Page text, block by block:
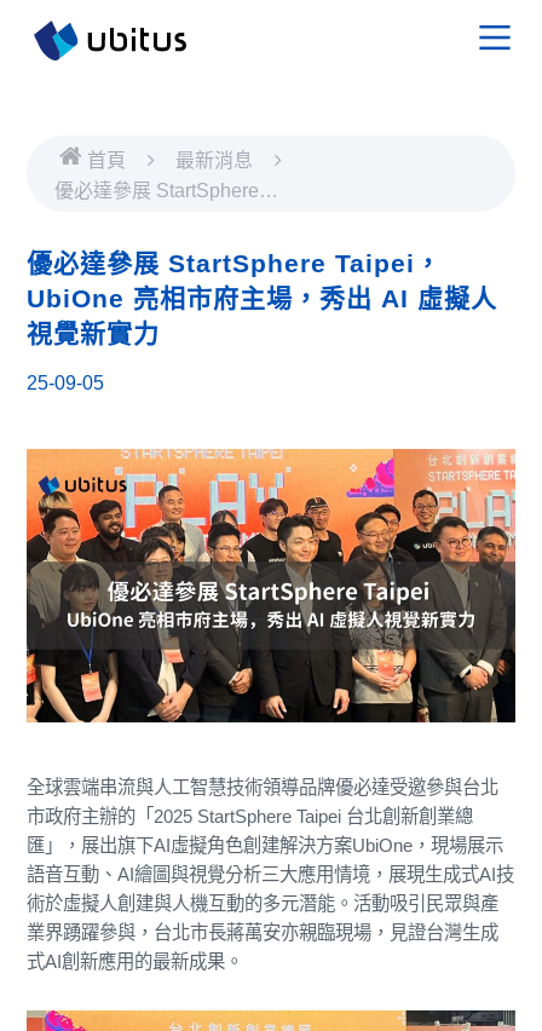
首頁
最新消息
優必達參展 StartSphere
主場，秀出 AI 虛擬人視覺
新實力
優必達參展 StartSphere Taipei，
UbiOne 亮相市府主場，秀出 AI 虛擬人
視覺新實力
25-09-05
全球雲端串流與人工智慧技術領導品牌優必達受邀參與台北
市政府主辦的「2025 StartSphere Taipei 台北創新創業總
匯」，展出旗下AI虛擬角色創建解決方案UbiOne，現場展示
語音互動、AI繪圖與視覺分析三大應用情境，展現生成式AI技
術於虛擬人創建與人機互動的多元潛能。活動吸引民眾與產
業界踴躍參與，台北市長蔣萬安亦親臨現場，見證台灣生成
式AI創新應用的最新成果。